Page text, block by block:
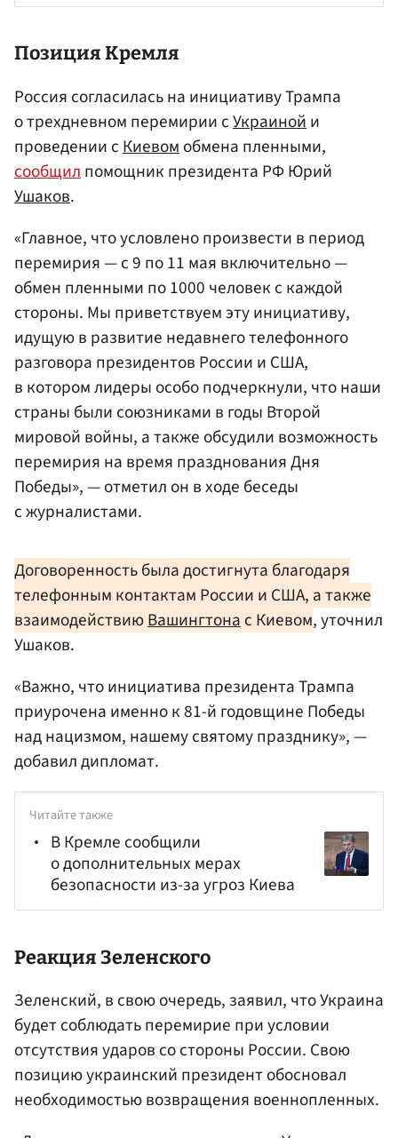
Позиция Кремля
Россия согласилась на инициативу Трампа
о трехдневном перемирии сУкраинойи
проведении сКиевомобмена пленными,
сообщилпомощник президента РФ Юрий
Ушаков.
«Главное, что условлено произвести в период
перемирия — с 9 по 11 мая включительно —
обмен пленными по 1000 человек с каждой
стороны. Мы приветствуем эту инициативу,
идущую в развитие недавнего телефонного
разговора президентов России и США,
в котором лидеры особо подчеркнули, что наши
страны были союзниками в годы Второй
мировой войны, а также обсудили возможность
перемирия на время празднования Дня
Победы», — отметил он в ходе беседы
с журналистами.
Договоренность была достигнута благодаря
телефонным контактам России и США, а также
взаимодействиюВашингтонас Киевом, уточнил
Ушаков.
«Важно, что инициатива президента Трампа
приурочена именно к 81-й годовщине Победы
над нацизмом, нашему святому празднику», —
добавил дипломат.
Читайте также
В Кремле сообщили
о дополнительных мерах
безопасности из-за угроз Киева
Реакция Зеленского
Зеленский, в свою очередь, заявил, что Украина
будет соблюдать перемирие при условии
отсутствия ударов со стороны России. Свою
позицию украинский президент обосновал
необходимостью возвращения военнопленных.